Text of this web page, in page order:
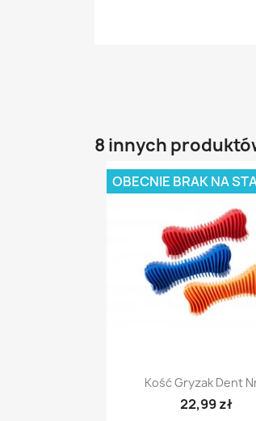
8 innych
Szybki
Kość Gryzak Dent
22,99 zł
OBECNIE BRAK NA